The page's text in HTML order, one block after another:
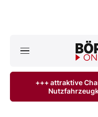
ktuelle
+++ attraktive